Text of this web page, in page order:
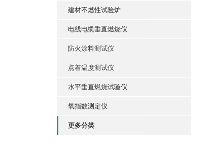
建材不燃性试验炉
电线电缆垂直燃烧仪
防火涂料测试仪
点着温度测试仪
水平垂直燃烧试验仪
氧指数测定仪
更多分类